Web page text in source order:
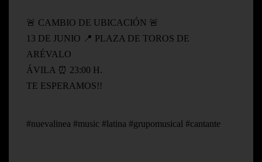
🚨 CAMBIO DE UBICACIÓN 🚨
13 DE JUNIO 📍 PLAZA DE TOROS DE
ARÉVALO
ÁVILA ⏰ 23:00 H.
TE ESPERAMOS!!
#nuevalinea #music #latina #grupomusical #cantante